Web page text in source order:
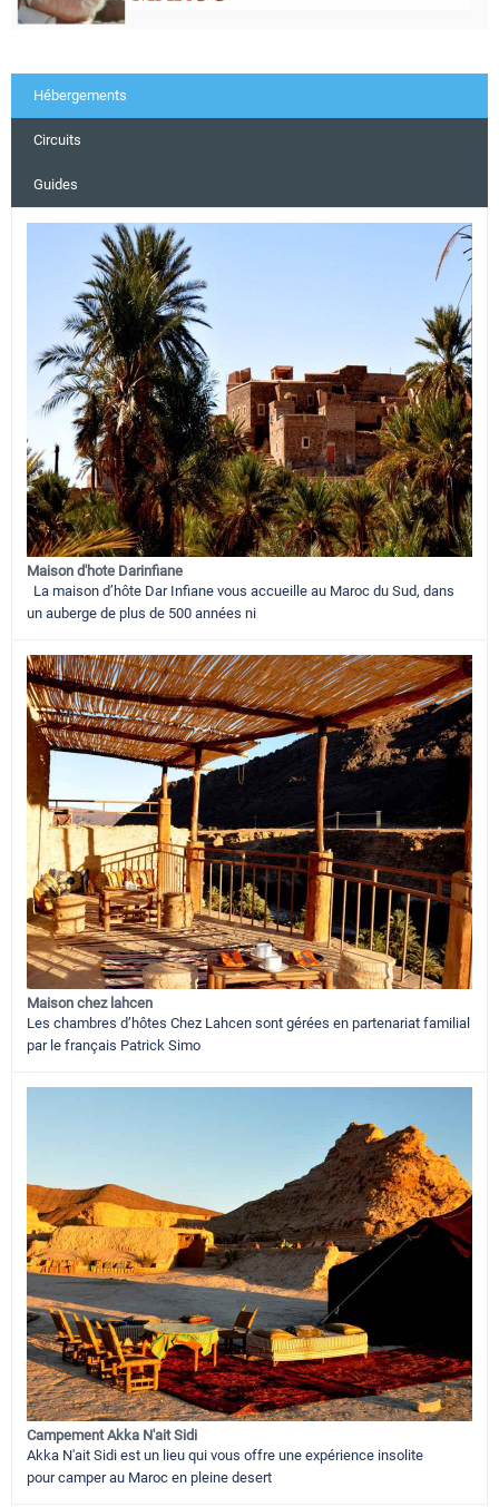
Hébergements
Circuits
Guides
Maison d'hote Darinfiane
La maison d’hôte Dar Infiane vous accueille au Maroc du Sud, dans
un auberge de plus de 500 années ni
Maison chez lahcen
Les chambres d’hôtes Chez Lahcen sont gérées en partenariat familial
par le français Patrick Simo
Campement Akka N'ait Sidi
Akka N'ait Sidi est un lieu qui vous offre une expérience insolite
pour camper au Maroc en pleine desert